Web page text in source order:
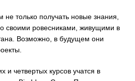
не только получать новые знания,
своими ровесниками, живущими в
Возможно, в будущем они
и четвертых курсов учатся в